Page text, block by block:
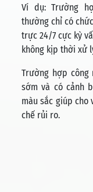
Ví dụ: Trường
thường chỉ có
trực 24/7 cực kỳ
không kịp thời xử
Trường hợp công
sớm và có cảnh
màu sắc giúp
chế rủi ro.